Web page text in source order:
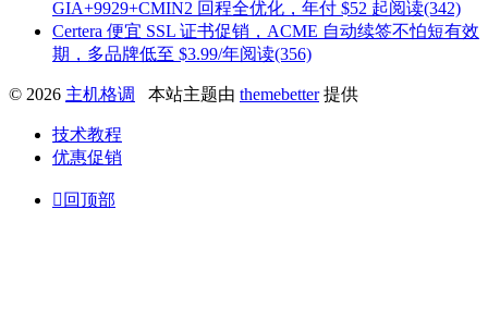
GIA+9929+CMIN2 回程全优化，年付 $52 起阅读(342)
Certera 便宜 SSL 证书促销，ACME 自动续签不怕短有效
期，多品牌低至 $3.99/年阅读(356)
© 2026 主机格调 本站主题由 themebetter提供
技术教程
优惠促销
 回顶部